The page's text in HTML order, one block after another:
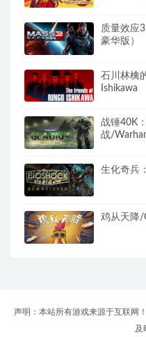
质量效应
豪华版）
石川林檎
Ishikawa
战锤40K
战/
生化奇兵
鸡从天降/
声明：本站所有游戏来源于互联网
及